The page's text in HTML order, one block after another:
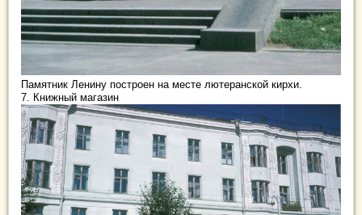
Памятник Ленину построен на месте лютеранской кирхи.
7. Книжный магазин